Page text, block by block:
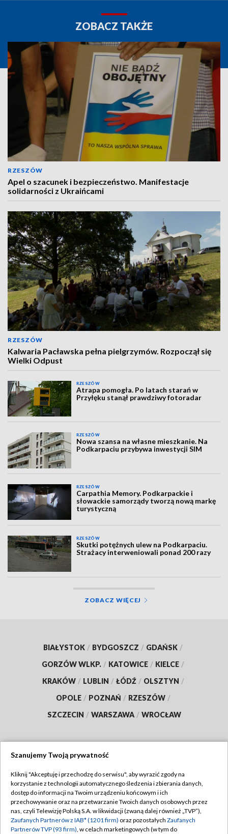
ZOBACZ TAKŻE
RZESZÓW
Apel o szacunek i bezpieczeństwo. Manifestacje
solidarności z Ukraińcami
RZESZÓW
Kalwaria Pacławska pełna pielgrzymów. Rozpoczął się
Wielki Odpust
RZESZÓW
Atrapa pomogła. Po latach starań w
Przyłęku stanął prawdziwy fotoradar
RZESZÓW
Nowa szansa na własne mieszkanie. Na
Podkarpaciu przybywa inwestycji SIM
RZESZÓW
Carpathia Memory. Podkarpackie i
słowackie samorządy tworzą nową markę
turystyczną
RZESZÓW
Skutki potężnych ulew na Podkarpaciu.
Strażacy interweniowali ponad 200 razy
ZOBACZ WIĘCEJ
BIAŁYSTOK / BYDGOSZCZ / GDAŃSK /
GORZÓW WLKP. / KATOWICE / KIELCE /
KRAKÓW / LUBLIN / ŁÓDŹ / OLSZTYN /
OPOLE / POZNAŃ / RZESZÓW /
SZCZECIN / WARSZAWA / WROCŁAW
TVP
Abonament TVP
Emisja w TVP
Regulamin TVP
Polityka prywatności
Szanujemy Twoją prywatność
Kliknij "Akceptuję i przechodzę do serwisu", aby wyrazić zgody na
korzystanie z technologii automatycznego śledzenia i zbierania danych,
dostęp do informacji na Twoim urządzeniu końcowym i ich
przechowywanie oraz na przetwarzanie Twoich danych osobowych przez
nas, czyli Telewizję Polską S.A. w likwidacji (zwaną dalej również „TVP”),
Zaufanych Partnerów z IAB* (1201 firm) oraz pozostałych Zaufanych
Partnerów TVP (93 firm), w celach marketingowych (w tym do